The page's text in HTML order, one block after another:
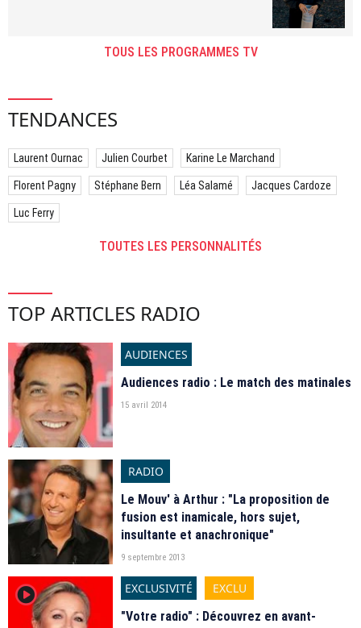
TOUS LES PROGRAMMES TV
TENDANCES
Laurent Ournac Julien Courbet Karine Le Marchand
Florent Pagny Stéphane Bern Léa Salamé Jacques Cardoze
Luc Ferry
TOUTES LES PERSONNALITÉS
TOP ARTICLES RADIO
AUDIENCES
Audiences radio : Le match des matinales
15 avril 2014
RADIO
Le Mouv' à Arthur : "La proposition de
fusion est inamicale, hors sujet,
insultante et anachronique"
9 septembre 2013
player2 EXCLUSIVITÉ
EXCLU
"Votre radio" : Découvrez en avant-